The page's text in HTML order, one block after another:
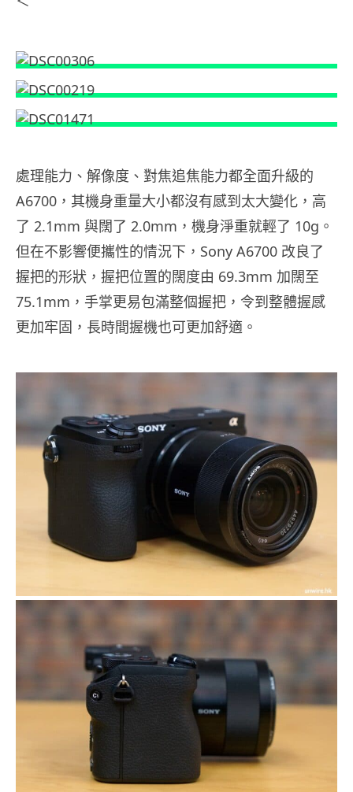
處理能力、解像度、對焦追焦能力都全面升級的
A6700，其機身重量大小都沒有感到太大變化，高
了 2.1mm 與闊了 2.0mm，機身淨重就輕了 10g。
但在不影響便攜性的情況下，Sony A6700 改良了
握把的形狀，握把位置的闊度由 69.3mm 加闊至
75.1mm，手掌更易包滿整個握把，令到整體握感
更加牢固，長時間握機也可更加舒適。